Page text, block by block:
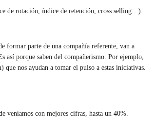
de rotación, índice de retención, cross selling…).
formar parte de una compañía referente, van a
así porque saben del compañerismo. Por ejemplo,
nos ayudan a tomar el pulso a estas iniciativas.
veníamos con mejores cifras, hasta un 40%.